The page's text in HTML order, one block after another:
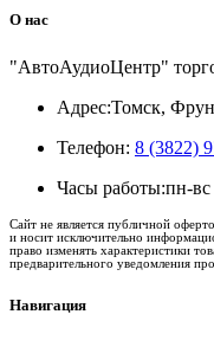
О нас
"АвтоАудиоЦентр"
Адрес:Томск,
Телефон: 8 (3822)
Часы работы:пн-вс
Сайт не является публичной
и носит исключительно
право изменять характеристики
предварительного уведомления
Навигация